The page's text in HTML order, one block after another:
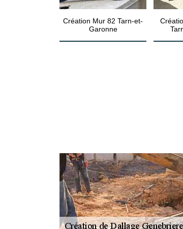
Création Mur 82 Tarn-et-
Garonne